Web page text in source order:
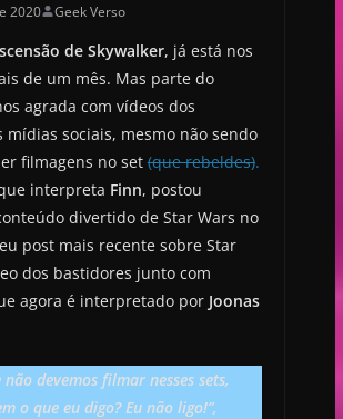
2020 Geek Verso
de Skywalker, já está nos
de um mês. Mas parte do
agrada com vídeos dos
mídias sociais, mesmo não sendo
filmagens no set(que rebeldes).
interpreta Finn, postou
divertido de Star Wars no
post mais recente sobre Star
dos bastidores junto com
agora é interpretado por Joonas
não devemos filmar nesses sets,
o que eu digo? Eu não ligo!”,